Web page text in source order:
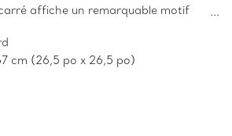
affiche un remarquable motif
Un ourlet roulé de couleur
élégante touche finale. Ornez-le
cm (26,5 po x 26,5 po)